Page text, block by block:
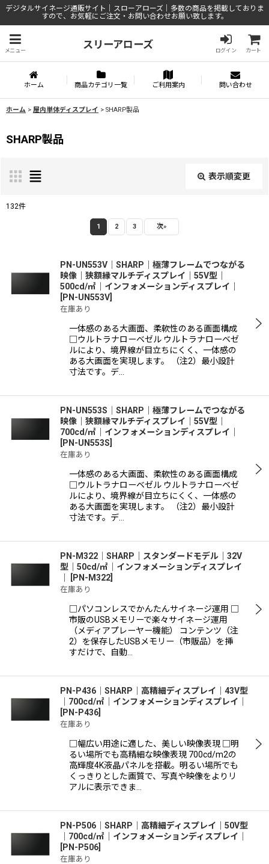
デジタルサイネージ通販サイト｜スローアローズ｜多数の商品を掲載しておりま
すので、お気軽にご注文・お問い合わせお願い致します。
メニュー
スリーアローズ
ログイン カート
ホーム 商品カテゴリ一覧 ご利用案内 問い合わせ
ホーム > 屋内単体ディスプレイ > SHARP製品
SHARP製品
表示順変更
132件
1 2 3 次»
PN-UN553V│SHARP｜極薄フレームでつながる
映像｜狭額縁マルチディスプレイ｜55V型｜
500cd/㎡｜インフォメーションディスプレイ｜
PN-UN553V
在庫あり
一体感のある大画面、柔軟性のある画面構成
□ウルトラナローベゼル ウルトラナローベゼ
ルにより、境界線が目立ちにくく、一体感の
ある大画面を実現します。 （注2）最小設計
寸法です。デ…
PN-UN553S│SHARP｜極薄フレームでつながる
映像｜狭額縁マルチディスプレイ｜55V型｜
700cd/㎡｜インフォメーションディスプレイ｜
PN-UN553S
在庫あり
一体感のある大画面、柔軟性のある画面構成
□ウルトラナローベゼル ウルトラナローベゼ
ルにより、境界線が目立ちにくく、一体感の
ある大画面を実現します。 （注2）最小設計
寸法です。デ…
PN-M322│SHARP｜スタンダードモデル｜32V
型｜50cd/㎡｜インフォメーションディスプレイ
PN-M322
在庫あり
□パソコンレスでかんたんサイネージ運用 □
市販のUSBメモリーで楽々サイネージ運用
（メディアプレーヤー機能） コンテンツ（注
2）を保存したUSBメモリー（市販品）を挿
すだけで、自動…
PN-P436│SHARP｜高精細ディスプレイ｜43V型
｜700cd/㎡｜インフォメーションディスプレイ｜
PN-P436
在庫あり
□幅広い用途に適した、美しい映像表現 □明
るい場所でも高精細な映像表現 700cd/m2の
高輝度4K液晶パネルを搭載。明るい場所でも
くっきりとした画質で、写真や映像をよりリ
アルに表示できま…
PN-P506│SHARP｜高精細ディスプレイ｜50V型
｜700cd/㎡｜インフォメーションディスプレイ｜
PN-P506
在庫あり